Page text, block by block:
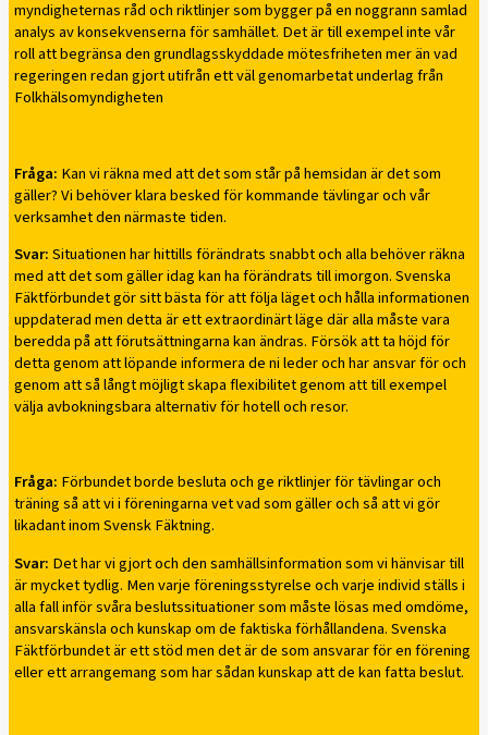
myndigheternas råd och riktlinjer som bygger på en noggrann samlad
analys av konsekvenserna för samhället. Det är till exempel inte vår
roll att begränsa den grundlagsskyddade mötesfriheten mer än vad
regeringen redan gjort utifrån ett väl genomarbetat underlag från
Folkhälsomyndigheten
Fråga: Kan vi räkna med att det som står på hemsidan är det som
gäller? Vi behöver klara besked för kommande tävlingar och vår
verksamhet den närmaste tiden.
Svar:Situationen har hittills förändrats snabbt och alla behöver räkna
med att det som gäller idag kan ha förändrats till imorgon. Svenska
Fäktförbundet gör sitt bästa för att följa läget och hålla informationen
uppdaterad men detta är ett extraordinärt läge där alla måste vara
beredda på att förutsättningarna kan ändras. Försök att ta höjd för
detta genom att löpande informera de ni leder och har ansvar för och
genom att så långt möjligt skapa flexibilitet genom att till exempel
välja avbokningsbara alternativ för hotell och resor.
Fråga: Förbundet borde besluta och ge riktlinjer för tävlingar och
träning så att vi i föreningarna vet vad som gäller och så att vi gör
likadant inom Svensk Fäktning.
Svar: Det har vi gjort och den samhällsinformation som vi hänvisar till
är mycket tydlig. Men varje föreningsstyrelse och varje individ ställs i
alla fall inför svåra beslutssituationer som måste lösas med omdöme,
ansvarskänsla och kunskap om de faktiska förhållandena. Svenska
Fäktförbundet är ett stöd men det är de som ansvarar för en förening
eller ett arrangemang som har sådan kunskap att de kan fatta beslut.